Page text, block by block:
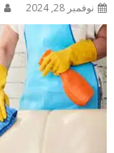
نوفمبر 28, 2024